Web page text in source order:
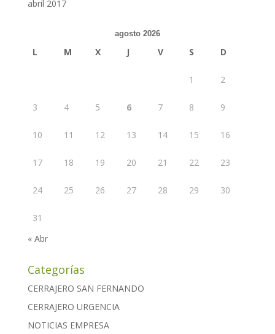
abril 2017
agosto 2026
L M X J V S D
1 2
3 4 5 6 7 8 9
10 11 12 13 14 15 16
17 18 19 20 21 22 23
24 25 26 27 28 29 30
31
« Abr
Categorías
CERRAJERO SAN FERNANDO
CERRAJERO URGENCIA
NOTICIAS EMPRESA